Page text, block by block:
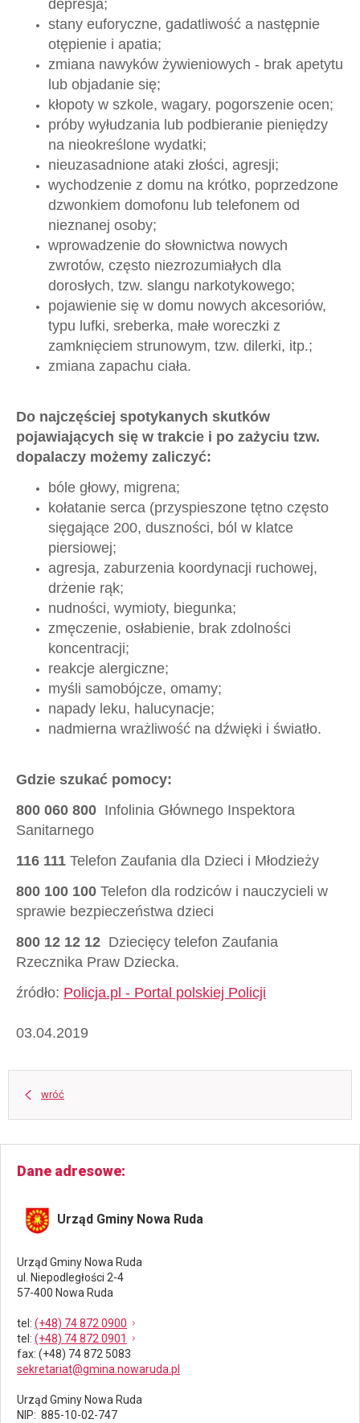
depresja;
stany euforyczne, gadatliwość a następnie
otępienie i apatia;
zmiana nawyków żywieniowych - brak apetytu
lub objadanie się;
kłopoty w szkole, wagary, pogorszenie ocen;
próby wyłudzania lub podbieranie pieniędzy
na nieokreślone wydatki;
nieuzasadnione ataki złości, agresji;
wychodzenie z domu na krótko, poprzedzone
dzwonkiem domofonu lub telefonem od
nieznanej osoby;
wprowadzenie do słownictwa nowych
zwrotów, często niezrozumiałych dla
dorosłych, tzw. slangu narkotykowego;
pojawienie się w domu nowych akcesoriów,
typu lufki, sreberka, małe woreczki z
zamknięciem strunowym, tzw. dilerki, itp.;
zmiana zapachu ciała.
Do najczęściej spotykanych skutków
pojawiających się w trakcie i po zażyciu tzw.
dopalaczy możemy zaliczyć:
bóle głowy, migrena;
kołatanie serca (przyspieszone tętno często
sięgające 200, duszności, ból w klatce
piersiowej;
agresja, zaburzenia koordynacji ruchowej,
drżenie rąk;
nudności, wymioty, biegunka;
zmęczenie, osłabienie, brak zdolności
koncentracji;
reakcje alergiczne;
myśli samobójcze, omamy;
napady leku, halucynacje;
nadmierna wrażliwość na dźwięki i światło.​
Gdzie szukać pomocy:
800 060 800 Infolinia Głównego Inspektora
Sanitarnego
116 111 Telefon Zaufania dla Dzieci i Młodzieży
800 100 100 Telefon dla rodziców i nauczycieli w
sprawie bezpieczeństwa dzieci
800 12 12 12 Dziecięcy telefon Zaufania
Rzecznika Praw Dziecka.
źródło: Policja.pl - Portal polskiej Policji
03.04.2019
wróć
Dane adresowe
Urząd Gminy Nowa Ruda
Urząd Gminy Nowa Ruda
ul. Niepodległości 2-4
57-400 Nowa Ruda
tel : (+48) 74 872 0900
tel : (+48) 74 872 0901
fax: (+48) 74 872 5083
sekretariat@gmina.nowaruda.pl
Urząd Gminy Nowa Ruda
NIP: 885-10-02-747